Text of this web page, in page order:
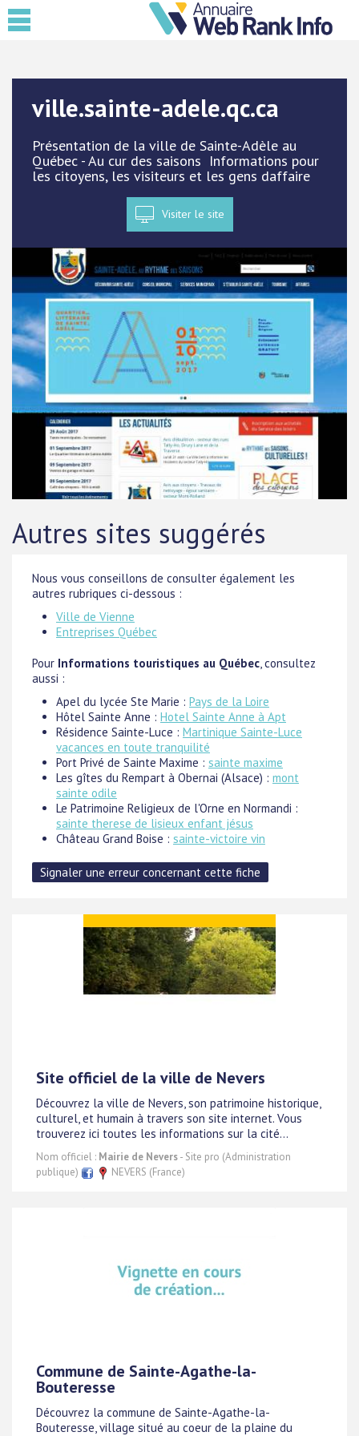
ville.sainte-adele.qc.ca
Présentation de la ville de Sainte-Adèle au
Québec - Au cur des saisons  Informations pour
les citoyens, les visiteurs et les gens daffaire
Visiter le site
Autres sites suggérés
Nous vous conseillons de consulter également les
autres rubriques ci-dessous :
Ville de Vienne
Entreprises Québec
Pour Informations touristiques au Québec, consultez
aussi :
Apel du lycée Ste Marie : Pays de la Loire
Hôtel Sainte Anne : Hotel Sainte Anne à Apt
Résidence Sainte-Luce : Martinique Sainte-Luce
vacances en toute tranquilité
Port Privé de Sainte Maxime : sainte maxime
Les gîtes du Rempart à Obernai (Alsace) : mont
sainte odile
Le Patrimoine Religieux de l'Orne en Normandi :
sainte therese de lisieux enfant jésus
Château Grand Boise : sainte-victoire vin
Site officiel de la ville de Nevers
Découvrez la ville de Nevers, son patrimoine historique,
culturel, et humain à travers son site internet. Vous
trouverez ici toutes les informations sur la cité...
Nom officiel : Mairie de Nevers- Site pro (Administration
publique)
NEVERS (France)
Commune de Sainte-Agathe-la-
Bouteresse
Découvrez la commune de Sainte-Agathe-la-
Bouteresse, village situé au coeur de la plaine du